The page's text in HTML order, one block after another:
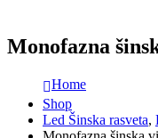
Monofazna
Home
Shop
Led Šinska rasveta,